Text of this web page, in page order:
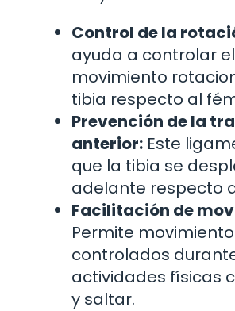
Control de la
ayuda a controlar el
movimiento
tibia respecto al
Prevención de la
anterior: Este
que la tibia se
adelante respecto
Facilitación de
Permite
controlados
actividades físicas
y saltar.